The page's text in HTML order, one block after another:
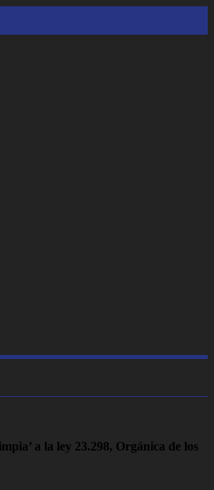
a la ley 23.298, Orgánica de los